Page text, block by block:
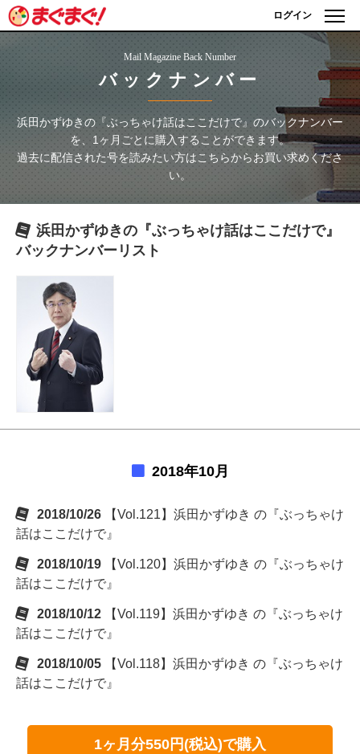
ログイン
Mail Magazine Back Number
バックナンバー
浜田かずゆきの『ぶっちゃけ話はここだけで』 のバックナンバー
を、1ヶ月ごとに購入することができます。
過去に配信された号を読みたい方はこちらからお買い求めくださ
い。
浜田かずゆきの『ぶっちゃけ話はここだけで』
バックナンバーリスト
2018年10月
2018/10/26
【Vol.121】浜田かずゆき の『ぶっちゃけ
話はここだけで』
2018/10/19
【Vol.120】浜田かずゆき の『ぶっちゃけ
話はここだけで』
2018/10/12
【Vol.119】浜田かずゆき の『ぶっちゃけ
話はここだけで』
2018/10/05
【Vol.118】浜田かずゆき の『ぶっちゃけ
話はここだけで』
1ヶ月分550円(税込)で購入